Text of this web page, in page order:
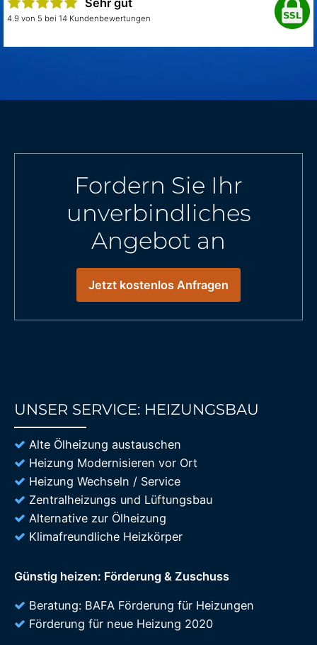
Sehr gut
4.9 von 5 bei 14 Kundenbewertungen
Fordern Sie Ihr
unverbindliches
Angebot an
Jetzt kostenlos Anfragen
UNSER SERVICE: HEIZUNGSBAU
Alte Ölheizung austauschen
Heizung Modernisieren vor Ort
Heizung Wechseln / Service
Zentralheizungs und Lüftungsbau
Alternative zur Ölheizung
Klimafreundliche Heizkörper
Günstig heizen: Förderung & Zuschuss
Beratung: BAFA Förderung für Heizungen
Förderung für neue Heizung 2020